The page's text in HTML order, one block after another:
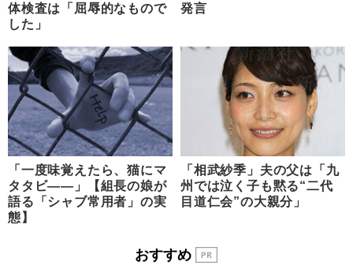
体検査は「屈辱的なもので
した」
発言
「一度味覚えたら、猫にマ
タタビ――」【組長の娘が
語る「シャブ常用者」の実
態】
「相武紗季」夫の父は「九
州では泣く子も黙る“二代
目道仁会”の大親分」
おすすめ